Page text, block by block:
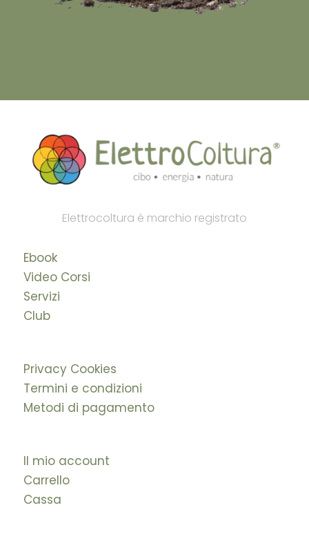
Elettrocoltura è marchio registrato
Ebook
Video Corsi
Servizi
Club
Privacy Cookies
Termini e condizioni
Metodi di pagamento
Il mio account
Carrello
Cassa